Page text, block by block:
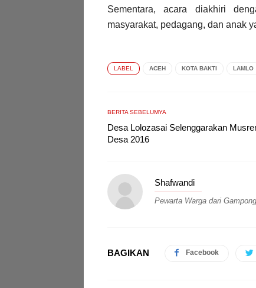
Sementara, acara diakhiri
masyarakat, pedagang, dan anak
LABEL ACEH KOTA BAKTI LAMLO
BERITA SEBELUMYA
Desa Lolozasai Selenggarakan
Desa 2016
Shafwandi
Pewarta Warga dari
BAGIKAN Facebook